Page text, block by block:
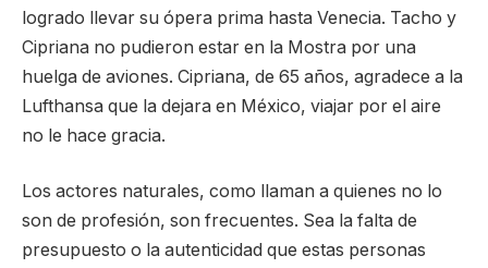
logrado llevar su ópera prima hasta Venecia. Tacho y
Cipriana no pudieron estar en la Mostra por una
huelga de aviones. Cipriana, de 65 años, agradece a la
Lufthansa que la dejara en México, viajar por el aire
no le hace gracia.
Los actores naturales, como llaman a quienes no lo
son de profesión, son frecuentes. Sea la falta de
presupuesto o la autenticidad que estas personas